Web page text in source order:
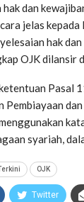
dan
jelas
hak
OJK dilansir
Pasal
Pembiayaan
syariah,
OJK
Twitter